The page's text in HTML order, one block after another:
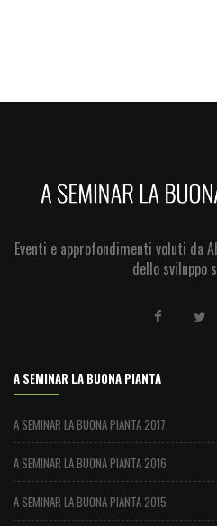
Eventi e approfondimenti voluti da
dello sviluppo
A SEMINAR LA BUONA PIANTA
A SEMINAR LA BUONA PIANTA 2017
A SEMINAR LA BUONA PIANTA 2016
A SEMINAR LA BUONA PIANTA 2015